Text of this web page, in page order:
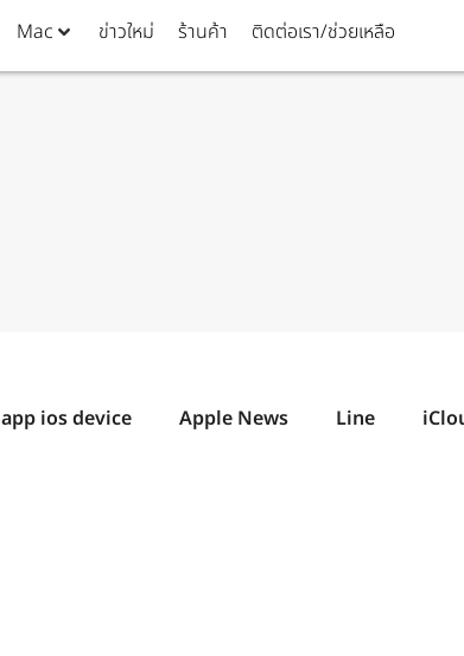
Mac ข่าวใหม่ ร้านค้า ติดต่อเรา/ช่วยเหลือ
app ios device Apple News Line